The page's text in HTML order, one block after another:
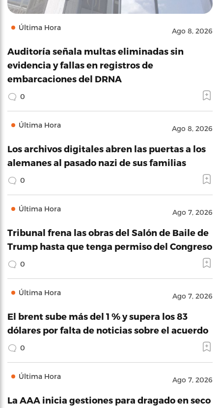
Última Hora Ago 8, 2026
Auditoría señala multas eliminadas sin
evidencia y fallas en registros de
embarcaciones del DRNA
0
Última Hora Ago 8, 2026
Los archivos digitales abren las puertas a los
alemanes al pasado nazi de sus familias
0
Última Hora Ago 7, 2026
Tribunal frena las obras del Salón de Baile de
Trump hasta que tenga permiso del Congreso
0
Última Hora Ago 7, 2026
El brent sube más del 1 % y supera los 83
dólares por falta de noticias sobre el acuerdo
0
Última Hora Ago 7, 2026
La AAA inicia gestiones para dragado en seco